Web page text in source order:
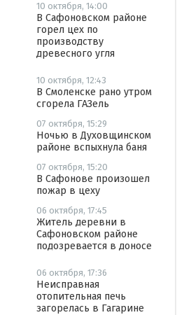
10 октября, 14:00
В Сафоновском районе
горел цех по
производству
древесного угля
10 октября, 12:43
В Смоленске рано утром
сгорела ГАЗель
07 октября, 15:29
Ночью в Духовщинском
районе вспыхнула баня
07 октября, 15:20
В Сафонове произошел
пожар в цеху
06 октября, 17:45
Житель деревни в
Сафоновском районе
подозревается в доносе
06 октября, 17:36
Неисправная
отопительная печь
загорелась в Гагарине